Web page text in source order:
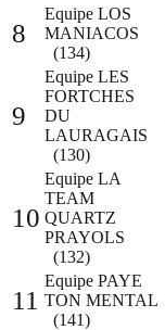
8
Equipe LOS
MANIACOS
(134)
9
Equipe LES
FORTCHES
DU
LAURAGAIS
(130)
10
Equipe LA
TEAM
QUARTZ
PRAYOLS
(132)
11
Equipe PAYE
TON MENTAL
(141)